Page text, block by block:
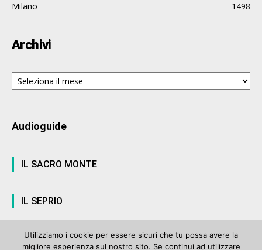
Milano
1498
Archivi
Archivi
Audioguide
IL SACRO MONTE
IL SEPRIO
Utilizziamo i cookie per essere sicuri che tu possa avere la
migliore esperienza sul nostro sito. Se continui ad utilizzare